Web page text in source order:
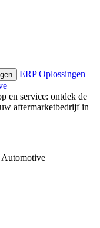
ERP Oplossingen
en service: ontdek de
aftermarketbedrijf in
Automotive